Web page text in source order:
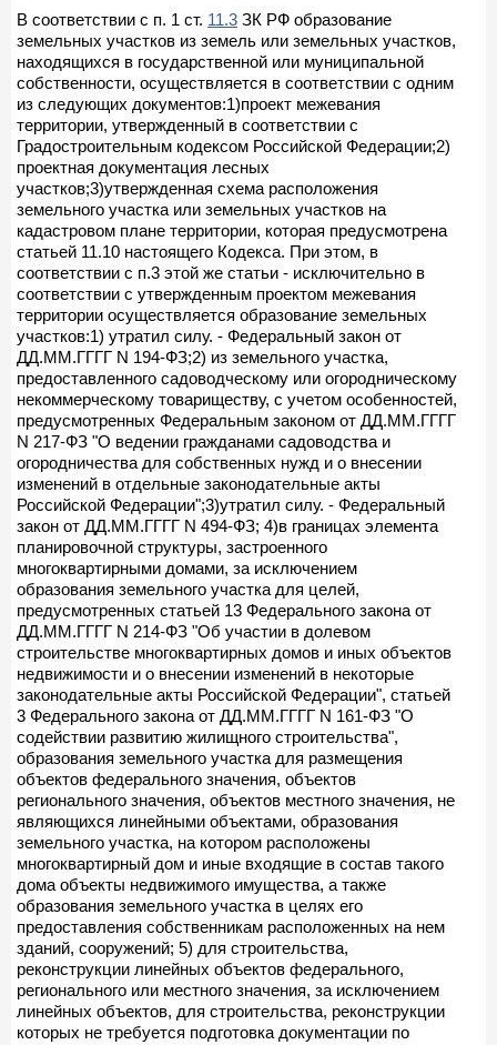
В соответствии с п. 1 ст. 11.3 ЗК РФ образование
земельных участков из земель или земельных участков,
находящихся в государственной или муниципальной
собственности, осуществляется в соответствии с одним
из следующих документов:1)проект межевания
территории, утвержденный в соответствии с
Градостроительным кодексом Российской Федерации;2)
проектная документация лесных
участков;3)утвержденная схема расположения
земельного участка или земельных участков на
кадастровом плане территории, которая предусмотрена
статьей 11.10 настоящего Кодекса. При этом, в
соответствии с п.3 этой же статьи - исключительно в
соответствии с утвержденным проектом межевания
территории осуществляется образование земельных
участков:1) утратил силу. - Федеральный закон от
ДД.ММ.ГГГГ N 194-ФЗ;2) из земельного участка,
предоставленного садоводческому или огородническому
некоммерческому товариществу, с учетом особенностей,
предусмотренных Федеральным законом от ДД.ММ.ГГГГ
N 217-ФЗ "О ведении гражданами садоводства и
огородничества для собственных нужд и о внесении
изменений в отдельные законодательные акты
Российской Федерации";3)утратил силу. - Федеральный
закон от ДД.ММ.ГГГГ N 494-ФЗ; 4)в границах элемента
планировочной структуры, застроенного
многоквартирными домами, за исключением
образования земельного участка для целей,
предусмотренных статьей 13 Федерального закона от
ДД.ММ.ГГГГ N 214-ФЗ "Об участии в долевом
строительстве многоквартирных домов и иных объектов
недвижимости и о внесении изменений в некоторые
законодательные акты Российской Федерации", статьей
3 Федерального закона от ДД.ММ.ГГГГ N 161-ФЗ "О
содействии развитию жилищного строительства",
образования земельного участка для размещения
объектов федерального значения, объектов
регионального значения, объектов местного значения, не
являющихся линейными объектами, образования
земельного участка, на котором расположены
многоквартирный дом и иные входящие в состав такого
дома объекты недвижимого имущества, а также
образования земельного участка в целях его
предоставления собственникам расположенных на нем
зданий, сооружений; 5) для строительства,
реконструкции линейных объектов федерального,
регионального или местного значения, за исключением
линейных объектов, для строительства, реконструкции
которых не требуется подготовка документации по